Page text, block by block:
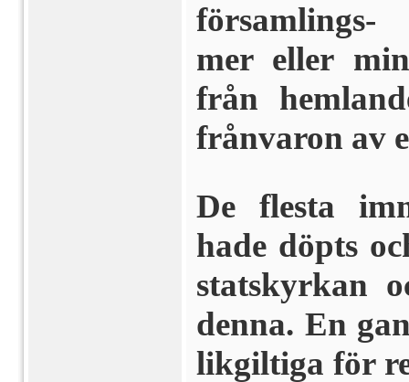
församlings-
mer eller
från
frånvaron av
De flesta
hade döpts
statskyrkan
denna. En
likgiltiga för